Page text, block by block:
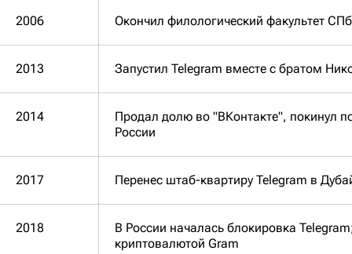
2006 Окончил филологический факультет
2013 Запустил Telegram вместе с братом
2014
Продал долю во "ВКонтакте", покинул
России
2017 Перенес штаб-квартиру Telegram в
2018
В России началась блокировка
криптовалютой Gram